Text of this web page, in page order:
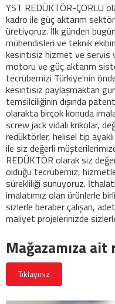
YST REDÜKTÖR-ÇORLU
kadro ile güç aktarım
üretiyoruz. İlk günden
mühendisleri ve teknik
kesintisiz hizmet ve servis
motoru ve güç aktarım
tecrübemizi Türkiye'nin
kesintisiz paylaşmaktan
temsilciliğinin dışında
olarakta birçok konuda
screw jack vidalı krikolar,
redüktörler, helisel tip
ile siz değerli
REDÜKTÖR olarak siz
olduğu tecrübemiz,
sürekliliği sunuyoruz.
imalatımız olan ürünlerle
sizlerle beraber çalışan,
maliyet projelerinizde
Mağazamıza
Tıklayınız